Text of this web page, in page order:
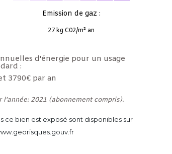
Emission de gaz :
27 kg C02/m² an
d'énergie pour un usage
:
3790€ par an
2021 (abonnement compris).
ce bien est exposé sont disponibles sur